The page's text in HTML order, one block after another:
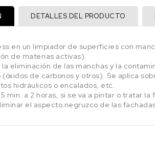
DETALLES DEL PRODUCTO
en un limpiador de superficies con
de materias activas).
la eliminación de las manchas y la
de carbonos y otros). Se aplica
hidráulicos o encalados, etc.
min. a 2 horas, si se va a pintar o tratar
el aspecto negruzco de las